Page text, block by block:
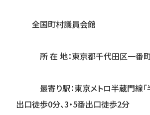
全国町村議員会館
所 在 地：東京都千代田区一番
最寄り駅：東京メトロ半蔵門線「
出口徒歩0分、3・5番出口徒歩2分